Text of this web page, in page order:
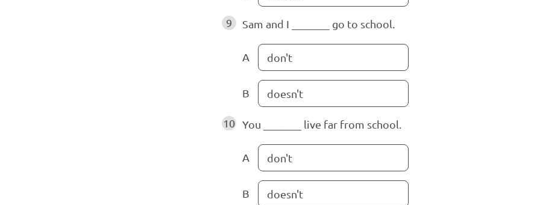
9 Sam and I _______ go to school.
A don't
B doesn't
10 You _______ live far from school.
A don't
B doesn't